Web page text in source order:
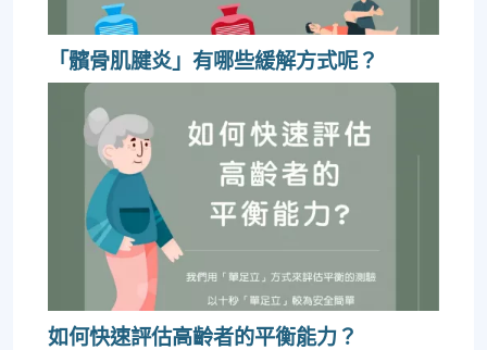
「髕骨肌腱炎」有哪些緩解方式呢？
如何快速評估高齡者的平衡能力？